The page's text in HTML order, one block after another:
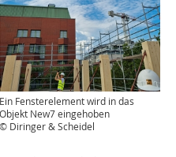
Ein Fensterelement wird in das
Objekt New7 eingehoben
© Diringer & Scheidel